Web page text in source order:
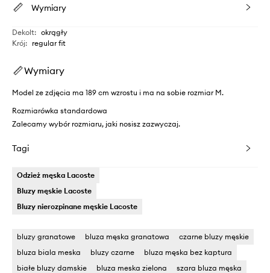
Wymiary
Dekolt: okrągły
Krój: regular fit
Wymiary
Model ze zdjęcia ma 189 cm wzrostu i ma na sobie rozmiar M.
Rozmiarówka standardowa
Zalecamy wybór rozmiaru, jaki nosisz zazwyczaj.
Tagi
Odzież męska Lacoste
Bluzy męskie Lacoste
Bluzy nierozpinane męskie Lacoste
bluzy granatowe bluza męska granatowa
czarne bluzy męskie
bluza biala meska
bluzy czarne
bluza męska bez kaptura
białe bluzy damskie
bluza meska zielona
szara bluza męska